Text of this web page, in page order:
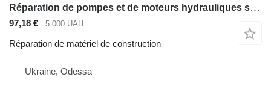
Réparation de pompes et de moteurs hydrauliques série 310
97,18 € 5.000 UAH
Réparation de matériel de construction
Ukraine, Odessa